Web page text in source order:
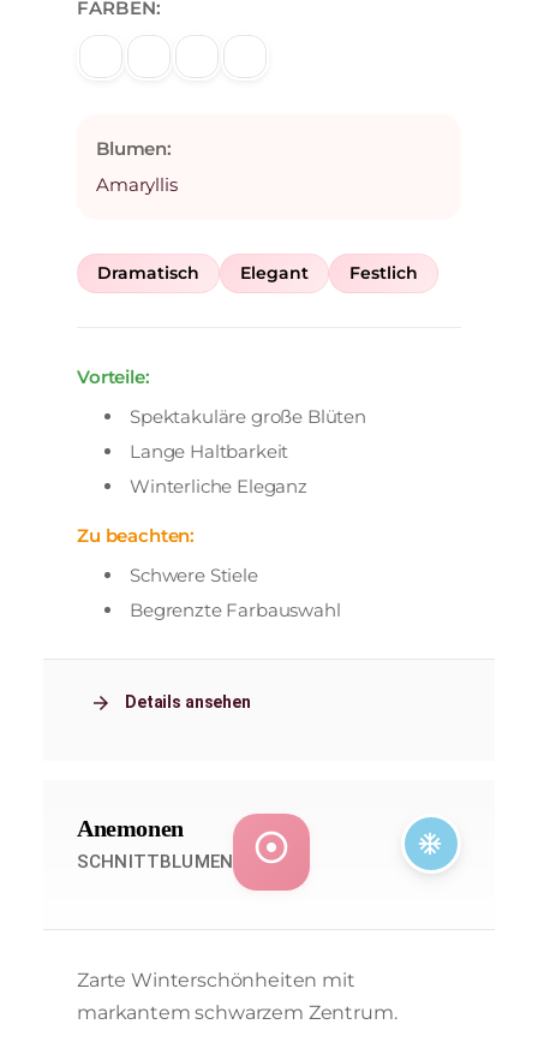
FARBEN:
Blumen:
Amaryllis
Dramatisch Elegant Festlich
Vorteile:
Spektakuläre große Blüten
Lange Haltbarkeit
Winterliche Eleganz
Zu beachten:
Schwere Stiele
Begrenzte Farbauswahl
arrow_forward Details ansehen
Anemonen
SCHNITTBLUMEN adjust ac_unit
Zarte Winterschönheiten mit
markantem schwarzem Zentrum.